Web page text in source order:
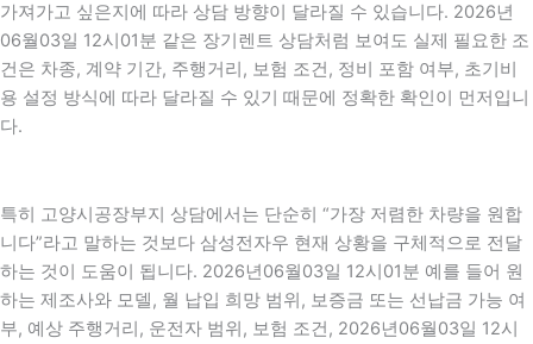
가져가고 싶은지에 따라 상담 방향이 달라질 수 있습니다. 2026년
06월03일 12시01분 같은 장기렌트 상담처럼 보여도 실제 필요한 조
건은 차종, 계약 기간, 주행거리, 보험 조건, 정비 포함 여부, 초기비
용 설정 방식에 따라 달라질 수 있기 때문에 정확한 확인이 먼저입니
다.
특히 고양시공장부지 상담에서는 단순히 “가장 저렴한 차량을 원합
니다”라고 말하는 것보다 삼성전자우 현재 상황을 구체적으로 전달
하는 것이 도움이 됩니다. 2026년06월03일 12시01분 예를 들어 원
하는 제조사와 모델, 월 납입 희망 범위, 보증금 또는 선납금 가능 여
부, 예상 주행거리, 운전자 범위, 보험 조건, 2026년06월03일 12시